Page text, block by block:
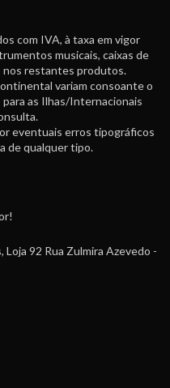
com IVA, à taxa em vigor
musicais, caixas de
nos restantes produtos.
variam consoante o
as Ilhas/Internacionais
eventuais erros tipográficos
de qualquer tipo.
92 Rua Zulmira Azevedo -